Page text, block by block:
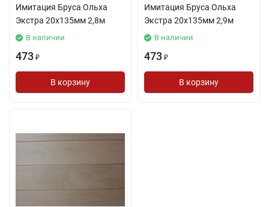
Имитация Бруса Ольха
Экстра 20х135мм 2,8м
В наличии
473 ₽
В корзину
Имитация Бруса Ольха
Экстра 20х135мм 2,9м
В наличии
473 ₽
В корзину